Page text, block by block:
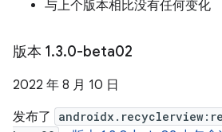
与上个版本相比没有任何变化
版本 1.3.0-beta02
2022 年 8 月 10 日
发布了